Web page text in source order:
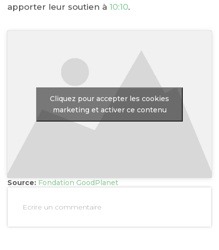
apporter leur soutien à 10:10.
Cliquez pour accepter les cookies
marketing et activer ce contenu
Source: Fondation GoodPlanet
Ecrire un commentaire